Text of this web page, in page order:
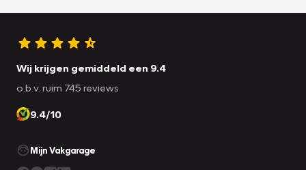
Wij krijgen gemiddeld een 9.4
o.b.v. ruim 745 reviews
9.4/10
Mijn Vakgarage